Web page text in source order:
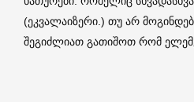
(ეკვალაიზერი.) თუ არ
შეგიძლიათ გათიშოთ რომ